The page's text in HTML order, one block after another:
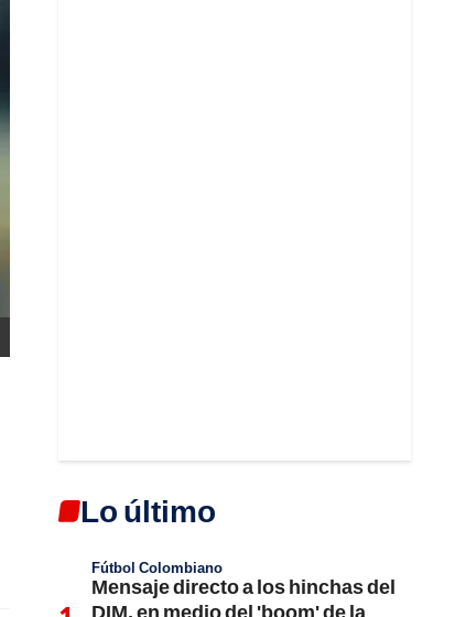
Lo último
Fútbol Colombiano
Mensaje directo a los hinchas del
DIM, en medio del 'boom' de la